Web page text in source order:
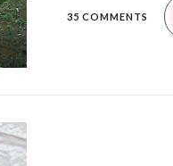
35 COMMENTS